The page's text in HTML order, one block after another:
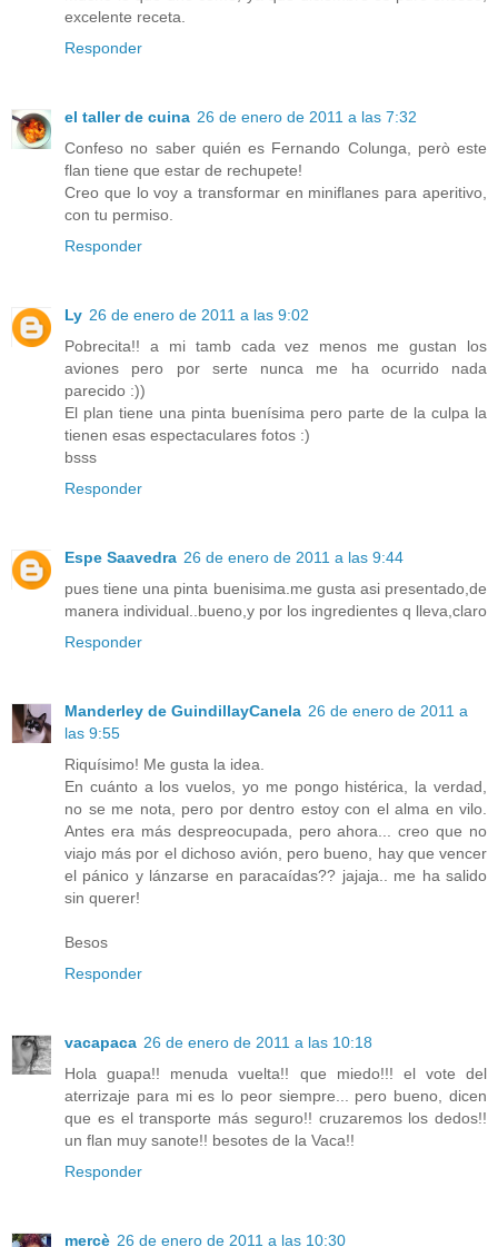
excelente receta.
Responder
el taller de cuina 26 de enero de 2011 a las 7:32
Confeso no saber quién es Fernando Colunga, però este
flan tiene que estar de rechupete!
Creo que lo voy a transformar en miniflanes para aperitivo,
con tu permiso.
Responder
Ly 26 de enero de 2011 a las 9:02
Pobrecita!! a mi tamb cada vez menos me gustan los
aviones pero por serte nunca me ha ocurrido nada
parecido :))
El plan tiene una pinta buenísima pero parte de la culpa la
tienen esas espectaculares fotos :)
bsss
Responder
Espe Saavedra 26 de enero de 2011 a las 9:44
pues tiene una pinta buenisima.me gusta asi presentado,de
manera individual..bueno,y por los ingredientes q lleva,claro
Responder
Manderley de GuindillayCanela 26 de enero de 2011 a
las 9:55
Riquísimo! Me gusta la idea.
En cuánto a los vuelos, yo me pongo histérica, la verdad,
no se me nota, pero por dentro estoy con el alma en vilo.
Antes era más despreocupada, pero ahora... creo que no
viajo más por el dichoso avión, pero bueno, hay que vencer
el pánico y lánzarse en paracaídas?? jajaja.. me ha salido
sin querer!
Besos
Responder
vacapaca 26 de enero de 2011 a las 10:18
Hola guapa!! menuda vuelta!! que miedo!!! el vote del
aterrizaje para mi es lo peor siempre... pero bueno, dicen
que es el transporte más seguro!! cruzaremos los dedos!!
un flan muy sanote!! besotes de la Vaca!!
Responder
mercè 26 de enero de 2011 a las 10:30